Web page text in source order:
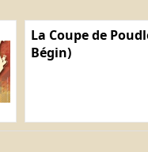
La Coupe de
Bégin)